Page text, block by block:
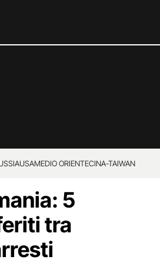
USAMEDIO ORIENTECINA-TAIWAN
5
tra